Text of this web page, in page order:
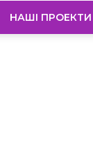
НАШІ ПРОЕКТИ